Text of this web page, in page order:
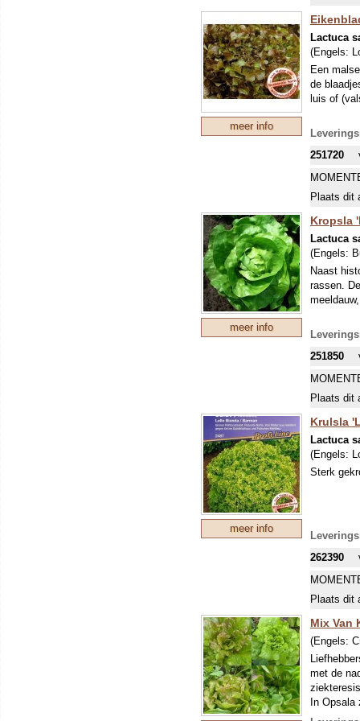
meer info
Lactuca
(Engels:
Een
de
luis of
251720
Plaats dit
meer info
Kropsla
Lactuca
(Engels:
Naast
rassen.
251850
Plaats dit
meer info
Krulsla
Lactuca
(Engels:
Sterk
262390
Plaats dit
Mix Van
(Engels:
met de
In
tuin: